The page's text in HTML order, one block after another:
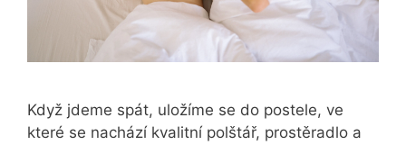
Když jdeme spát, uložíme se do postele, ve
které se nachází kvalitní polštář, prostěradlo a